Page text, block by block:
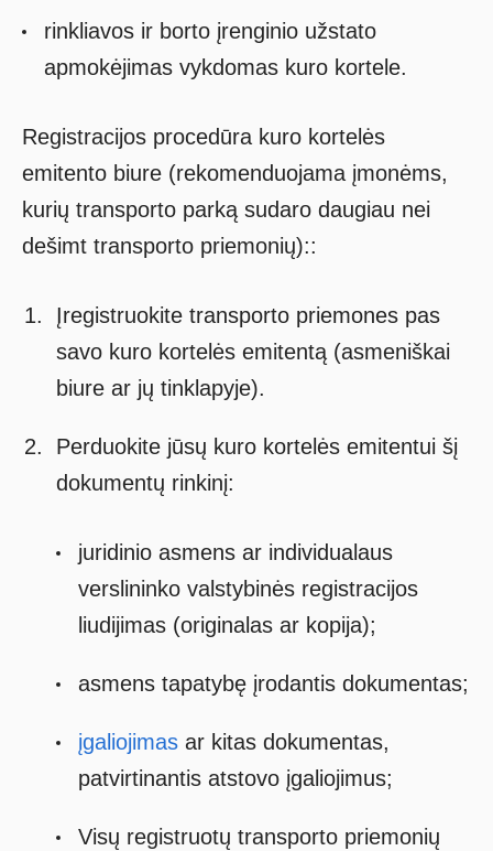
rinkliavos ir borto įrenginio užstato
apmokėjimas vykdomas kuro kortele.
Registracijos procedūra kuro kortelės
emitento biure (rekomenduojama įmonėms,
kurių transporto parką sudaro daugiau nei
dešimt transporto priemonių)::
Įregistruokite transporto priemones pas
savo kuro kortelės emitentą (asmeniškai
biure ar jų tinklapyje).
Perduokite jūsų kuro kortelės emitentui šį
dokumentų rinkinį:
juridinio asmens ar individualaus
verslininko valstybinės registracijos
liudijimas (originalas ar kopija);
asmens tapatybę įrodantis dokumentas;
įgaliojimas ar kitas dokumentas,
patvirtinantis atstovo įgaliojimus;
Visų registruotų transporto priemonių